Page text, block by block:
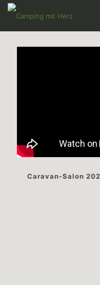
Caravan-Salon